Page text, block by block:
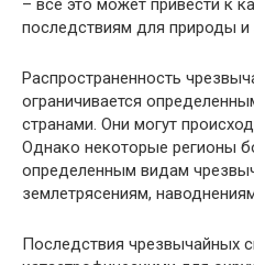
– все это может привести к
последствиям для природы и
Распространенность
ограничивается
странами. Они могут
Однако некоторые регионы
определенным видам
землетрясениям,
Последствия чрезвычайных